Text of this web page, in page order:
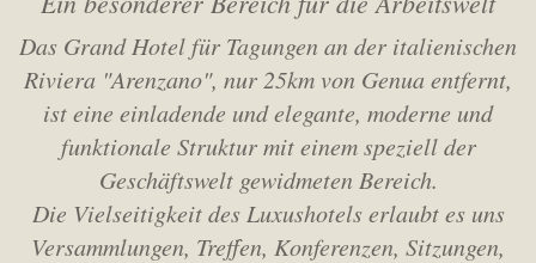
WEBCAM
Das Grand Hotel für Tagungen an der italienischen
Riviera "Arenzano", nur 25km von Genua entfernt,
ist eine einladende und elegante, moderne und
funktionale Struktur mit einem speziell der
Geschäftswelt gewidmeten Bereich.
Die Vielseitigkeit des Luxushotels erlaubt es uns
Versammlungen, Treffen, Konferenzen, Sitzungen,